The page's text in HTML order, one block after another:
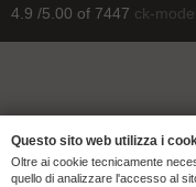
4.9 /5.00 of 7447 ck-
Questo sito web utilizza i
Oltre ai cookie tecnicamente
quello di analizzare l'accesso al